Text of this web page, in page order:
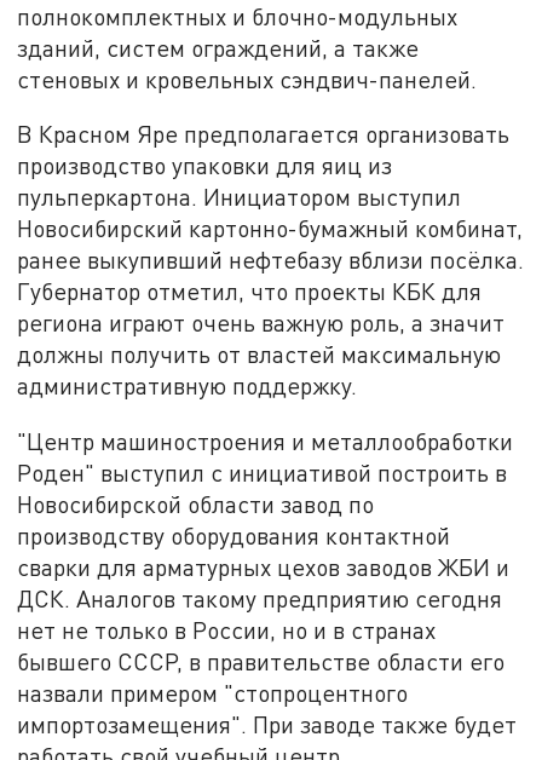
полнокомплектных и блочно-модульных
зданий, систем ограждений, а также
стеновых и кровельных сэндвич-панелей.
В Красном Яре предполагается организовать
производство упаковки для яиц из
пульперкартона. Инициатором выступил
Новосибирский картонно-бумажный комбинат,
ранее выкупивший нефтебазу вблизи посёлка.
Губернатор отметил, что проекты КБК для
региона играют очень важную роль, а значит
должны получить от властей максимальную
административную поддержку.
"Центр машиностроения и металлообработки
Роден" выступил с инициативой построить в
Новосибирской области завод по
производству оборудования контактной
сварки для арматурных цехов заводов ЖБИ и
ДСК. Аналогов такому предприятию сегодня
нет не только в России, но и в странах
бывшего СССР, в правительстве области его
назвали примером "стопроцентного
импортозамещения". При заводе также будет